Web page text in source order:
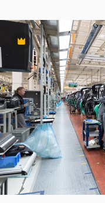
Premium